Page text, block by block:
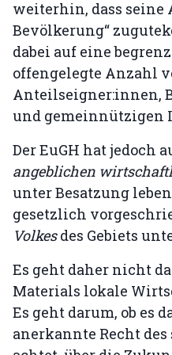
weiterhin, dass
Bevölkerung“
dabei auf eine
offengelegte Anzahl
Anteilseigner:innen,
und
Der EuGH hat jedoch
angeblichen
unter Besatzung
gesetzlich
Volkesdes Gebiets
Es geht daher nicht
Materials lokale
Es geht darum, ob es
anerkannte Recht